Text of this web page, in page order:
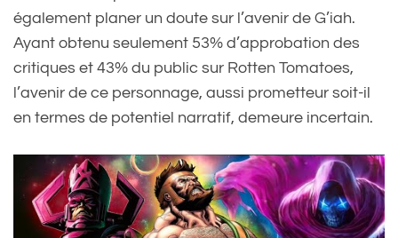
également planer un doute sur l’avenir de G’iah.
Ayant obtenu seulement 53% d’approbation des
critiques et 43% du public sur Rotten Tomatoes,
l’avenir de ce personnage, aussi prometteur soit-il
en termes de potentiel narratif, demeure incertain.